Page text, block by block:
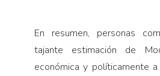
En resumen, personas
tajante estimación de
económica y políticamente